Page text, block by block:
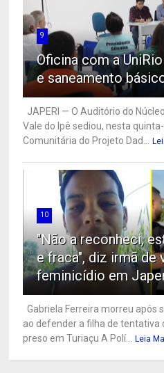
9
Oficina com a
e saneamento
JAPERI — O Auditório do
Vale do Ipê sediou, nesta
Comunitária do Projeto Dad...
10
"Não a reconheci,
e fraca", diz irmã de
feminicídio em
Gabriela Ferreira morreu após
ao defender a filha de tentativa
preso em Turiaçu A Polí...
Leia